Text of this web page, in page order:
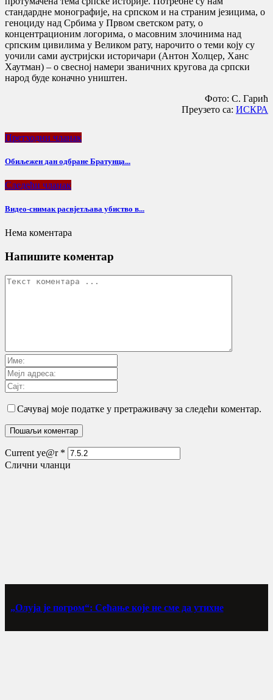
стандардне монографије, на српском и на страним језицима, о
геноциду над Србима у Првом светском рату, о
концентрационим логорима, о масовним злочинима над
српским цивилима у Великом рату, нарочито о теми коју су
уочили сами аустријски историчари (Антон Холцер, Ханс
Хаутман) – о свесној намери званичних кругова да српски
народ буде коначно уништен.
Фото: С. Гарић
Преузето са: ИСКРА
Претходни чланак
Обиљежен дан одбране Братунца...
Следећи чланак
Видео-снимак расвјетљава убиство в...
Нема коментара
Напишите коментар
Сачувај моје податке у претраживачу за следећи коментар.
Current ye@r *
Слични чланци
„Олуја је погром“: Сећање које не сме да утихне